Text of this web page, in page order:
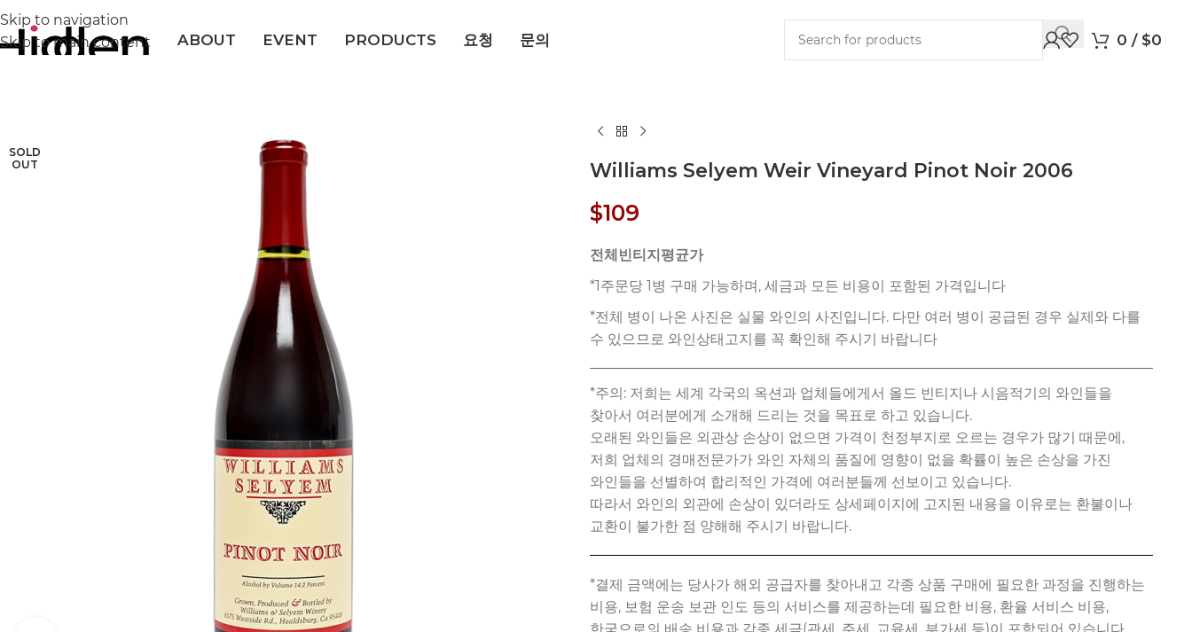
Skip to navigation
Skip to main content
ABOUT EVENT PRODUCTS 요청 문의 0 / $0
SOLD
OUT
Williams Selyem Weir Vineyard Pinot Noir 2006
$109
전체빈티지평균가
*주의: 저희는 세계 각국의 옥션과 업체들에게서 올드 빈티지나 시음적기의 와인들을
찾아서 여러분에게 소개해 드리는 것을 목표로 하고 있습니다.
오래된 와인들은 외관상 손상이 없으면 가격이 천정부지로 오르는 경우가 많기 때문에,
저희 업체의 경매전문가가 와인 자체의 품질에 영향이 없을 확률이 높은 손상을 가진
와인들을 선별하여 합리적인 가격에 여러분들께 선보이고 있습니다.
따라서 와인의 외관에 손상이 있더라도 상세페이지에 고지된 내용을 이유로는 환불이나
교환이 불가한 점 양해해 주시기 바랍니다.